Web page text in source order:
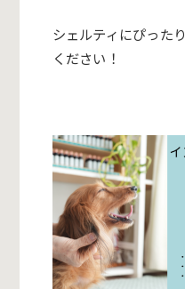
シェルティにぴった
ください！